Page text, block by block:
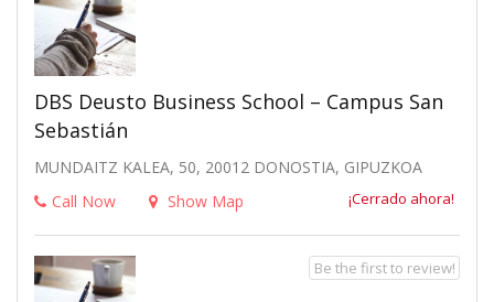
DBS Deusto Business School – Campus San
Sebastián
MUNDAITZ KALEA, 50, 20012 DONOSTIA, GIPUZKOA
Call Now
Show Map ¡Cerrado ahora!
Be the first to review!